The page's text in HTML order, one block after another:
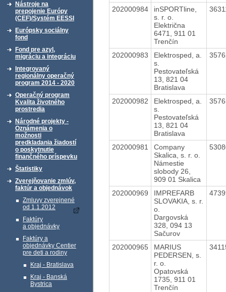
Nástroje na
prepojenie Európy
(CEF)/Systém EESSI
Európsky sociálny
fond
Fond pre azyl,
migráciu a integráciu
Integrovaný
regionálny operačný
program 2014 - 2020
Operačný program
Kvalita životného
prostredia
Národné projekty -
Oznámenia o
možnosti
predkladania žiadostí
o poskytnutie
finančného príspevku
Štatistiky
Zverejňovanie zmlúv,
faktúr a objednávok
Zmluvy zverejnené
od 1.1.2012
Faktúry
a objednávky
Faktúry a
objednávky Centier
pre deti a rodiny
Kraj - Bratislava
Kraj - Banská
Bystrica
202000984
inSPORTline,
s. r. o.
Električna
6471, 911 01
Trenčín
202000983
Elektrosped, a.
s.
Pestovateľská
13, 821 04
Bratislava
202000982
Elektrosped, a.
s.
Pestovateľská
13, 821 04
Bratislava
202000981
Company
Skalica, s. r. o.
Námestie
slobody 26,
909 01 Skalica
202000969
IMPREFARB
SLOVAKIA, s. r.
o.
Dargovská
328, 094 13
Sačurov
202000965
MARIUS
PEDERSEN, s.
r. o.
Opatovská
1735, 911 01
Trenčín